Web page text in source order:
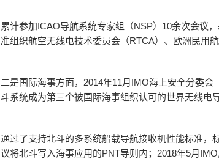
累计参加ICAO导航系统专家组（NSP）10余次会议
准组织航空无线电技术委员会（RTCA）、欧洲民用
二是国际海事方面，2014年11月IMO海上安全分委
斗系统成为第三个被国际海事组织认可的世界无线电
通过了支持北斗的多系统船载导航接收机性能标准，
议将北斗写入海事应用的PNT导则内；2018年5月